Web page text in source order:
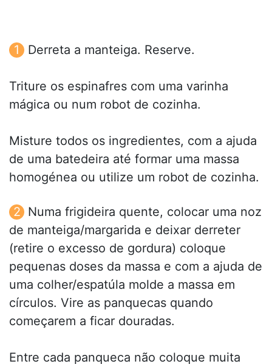
Derreta a manteiga. Reserve.
Triture os espinafres com uma varinha
mágica ou num robot de cozinha.
Misture todos os ingredientes, com a ajuda
de uma batedeira até formar uma massa
homogénea ou utilize um robot de cozinha.
Numa frigideira quente, colocar uma noz
de manteiga/margarida e deixar derreter
(retire o excesso de gordura) coloque
pequenas doses da massa e com a ajuda de
uma colher/espatúla molde a massa em
círculos. Vire as panquecas quando
começarem a ficar douradas.
Entre cada panqueca não coloque muita